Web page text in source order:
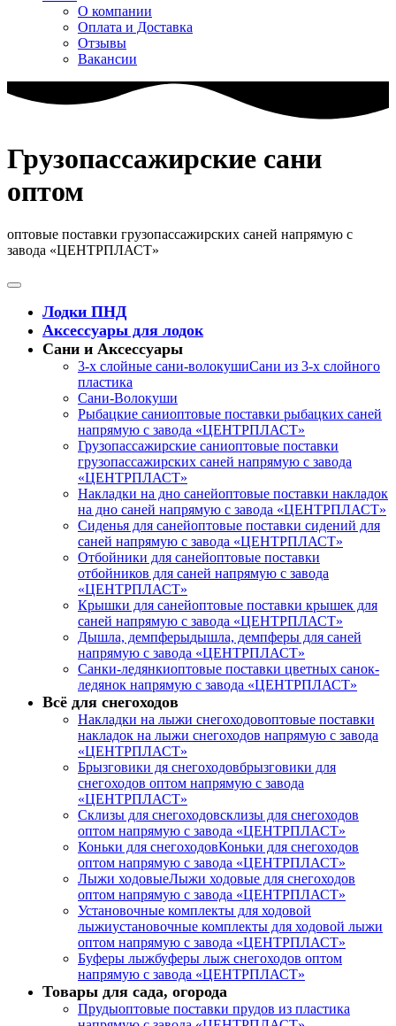
О компании
Оплата и Доставка
Отзывы
Вакансии
Грузопассажирские сани
оптом
оптовые поставки грузопассажирских саней напрямую с
завода «ЦЕНТРПЛАСТ»
Лодки ПНД
Аксессуары для лодок
Сани и Аксессуары
3-х слойные сани-волокушиСани из 3-х слойного
пластика
Сани-Волокуши
Рыбацкие саниоптовые поставки рыбацких саней
напрямую с завода «ЦЕНТРПЛАСТ»
Грузопассажирские саниоптовые поставки
грузопассажирских саней напрямую с завода
«ЦЕНТРПЛАСТ»
Накладки на дно санейоптовые поставки накладок
на дно саней напрямую с завода «ЦЕНТРПЛАСТ»
Сиденья для санейоптовые поставки сидений для
саней напрямую с завода «ЦЕНТРПЛАСТ»
Отбойники для санейоптовые поставки
отбойников для саней напрямую с завода
«ЦЕНТРПЛАСТ»
Крышки для санейоптовые поставки крышек для
саней напрямую с завода «ЦЕНТРПЛАСТ»
Дышла, демпферыдышла, демпферы для саней
напрямую с завода «ЦЕНТРПЛАСТ»
Санки-ледянкиоптовые поставки цветных санок-
ледянок напрямую с завода «ЦЕНТРПЛАСТ»
Всё для снегоходов
Накладки на лыжи снегоходовоптовые поставки
накладок на лыжи снегоходов напрямую с завода
«ЦЕНТРПЛАСТ»
Брызговики дя снегоходовбрызговики для
снегоходов оптом напрямую с завода
«ЦЕНТРПЛАСТ»
Склизы для снегоходовсклизы для снегоходов
оптом напрямую с завода «ЦЕНТРПЛАСТ»
Коньки для снегоходовКоньки для снегоходов
оптом напрямую с завода «ЦЕНТРПЛАСТ»
Лыжи ходовыеЛыжи ходовые для снегоходов
оптом напрямую с завода «ЦЕНТРПЛАСТ»
Установочные комплекты для ходовой
лыжиустановочные комплекты для ходовой лыжи
оптом напрямую с завода «ЦЕНТРПЛАСТ»
Буферы лыжбуферы лыж снегоходов оптом
напрямую с завода «ЦЕНТРПЛАСТ»
Товары для сада, огорода
Прудыоптовые поставки прудов из пластика